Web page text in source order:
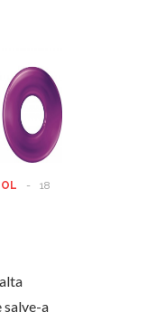
-
18
salve-a